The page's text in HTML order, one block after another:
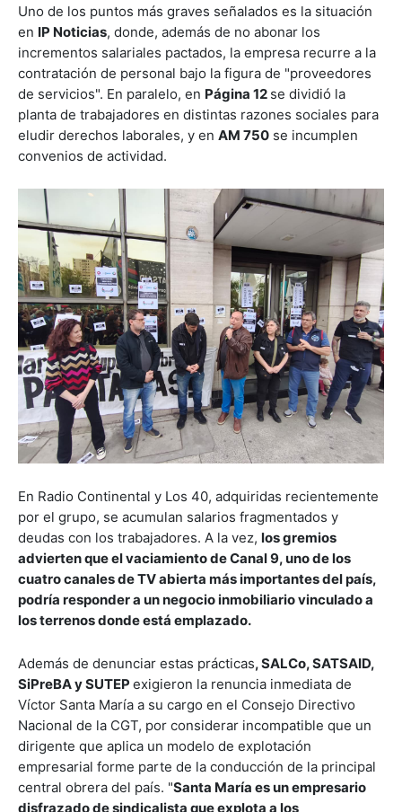
Uno de los puntos más graves señalados es la situación
en IP Noticias, donde, además de no abonar los
incrementos salariales pactados, la empresa recurre a la
contratación de personal bajo la figura de "proveedores
de servicios". En paralelo, en Página 12 se dividió la
planta de trabajadores en distintas razones sociales para
eludir derechos laborales, y en AM 750 se incumplen
convenios de actividad.
En Radio Continental y Los 40, adquiridas recientemente
por el grupo, se acumulan salarios fragmentados y
deudas con los trabajadores. A la vez, los gremios
advierten que el vaciamiento de Canal 9, uno de los
cuatro canales de TV abierta más importantes del país,
podría responder a un negocio inmobiliario vinculado a
los terrenos donde está emplazado.
Además de denunciar estas prácticas, SALCo, SATSAID,
SiPreBA y SUTEP exigieron la renuncia inmediata de
Víctor Santa María a su cargo en el Consejo Directivo
Nacional de la CGT, por considerar incompatible que un
dirigente que aplica un modelo de explotación
empresarial forme parte de la conducción de la principal
central obrera del país. "Santa María es un empresario
disfrazado de sindicalista que explota a los